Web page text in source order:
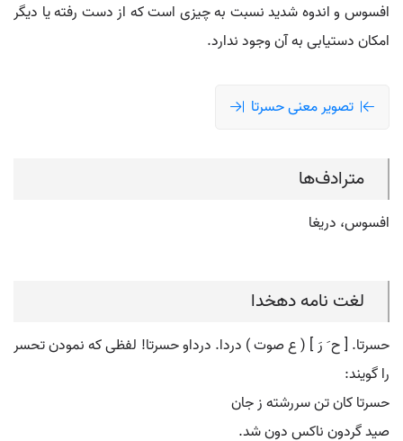
افسوس و اندوه شدید نسبت به چیزی است که از دست رفته یا دیگر
امکان دستیابی به آن وجود ندارد.
تصویر معنی حسرتا
مترادف‌ها
افسوس، دریغا
لغت نامه دهخدا
حسرتا. [ ح َ رَ ] ( ع صوت ) دردا. درداو حسرتا! لفظی که نمودن تحسر
را گویند:
حسرتا کان تن سررشته ز جان
صید گردون ناکس دون شد.